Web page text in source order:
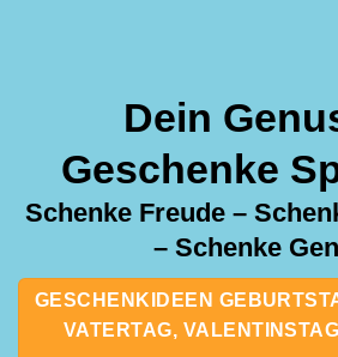
Dein
Geschenke
Schenke Freude –
– Schenke
GESCHENKIDEEN
VATERTAG,